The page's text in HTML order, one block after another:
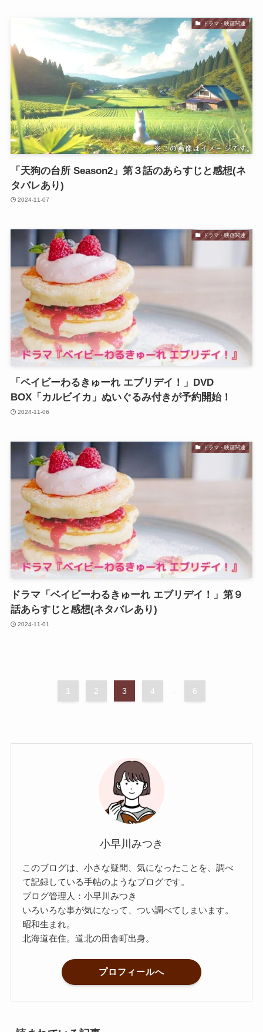
ドラマ・映画関連
「天狗の台所 Season2」第３話のあらすじと感想(ネ
タバレあり)
2024-11-07
ドラマ・映画関連
「ベイビーわるきゅーれ エブリデイ！」DVD
BOX「カルビイカ」ぬいぐるみ付きが予約開始！
2024-11-06
ドラマ・映画関連
ドラマ「ベイビーわるきゅーれ エブリデイ！」第９
話あらすじと感想(ネタバレあり)
2024-11-01
1 2 3 4 ... 6
小早川みつき
このブログは、小さな疑問、気になったことを、調べ
て記録している手帖のようなブログです。
ブログ管理人：小早川みつき
いろいろな事が気になって、つい調べてしまいます。
昭和生まれ。
北海道在住。道北の田舎町出身。
プロフィールへ